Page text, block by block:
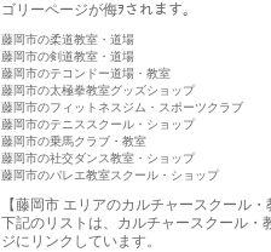
ゴリーページが侮ｦされます。
藤岡市の柔道教室・道場
藤岡市の剣道教室・道場
藤岡市のテコンドー道場・教室
藤岡市の太極拳教室グッズショップ
藤岡市のフィットネスジム・スポーツクラブ
藤岡市のテニススクール・ショップ
藤岡市の乗馬クラブ・教室
藤岡市の社交ダンス教室・ショップ
藤岡市のバレエ教室スクール・ショップ
【藤岡市 エリアのカルチャースクール
下記のリストは、カルチャースクール・
ジにリンクしています。